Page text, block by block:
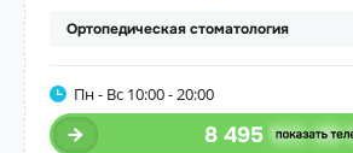
Ортопедическая стоматология
Пн - Вс 10:00 - 20:00
8 495 123-45-